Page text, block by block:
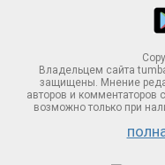
Владельцем сайта
защищены. Мнение
авторов и комментаторов
возможно только при